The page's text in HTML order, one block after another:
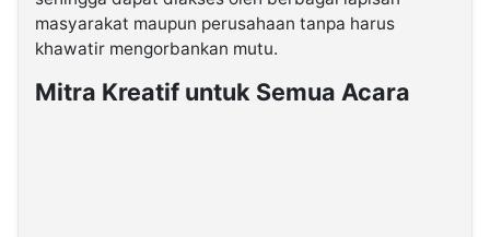
masyarakat maupun perusahaan tanpa harus
khawatir mengorbankan mutu.
Mitra Kreatif untuk Semua Acara